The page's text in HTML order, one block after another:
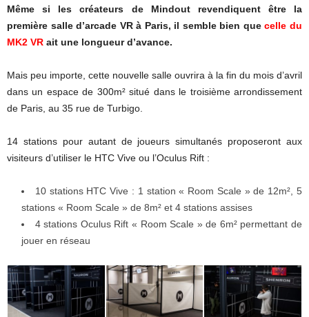
Même si les créateurs de Mindout revendiquent être la
première salle d’arcade VR à Paris, il semble bien quecelle du
MK2 VR ait une longueur d’avance.
Mais peu importe, cette nouvelle salle ouvrira à la fin du mois d’avril
dans un espace de 300m² situé dans le troisième arrondissement
de Paris, au 35 rue de Turbigo.
14 stations pour autant de joueurs simultanés proposeront aux
visiteurs d’utiliser le HTC Vive ou l’Oculus Rift :
10 stations HTC Vive : 1 station « Room Scale » de 12m², 5
stations « Room Scale » de 8m² et 4 stations assises
4 stations Oculus Rift « Room Scale » de 6m² permettant de
jouer en réseau